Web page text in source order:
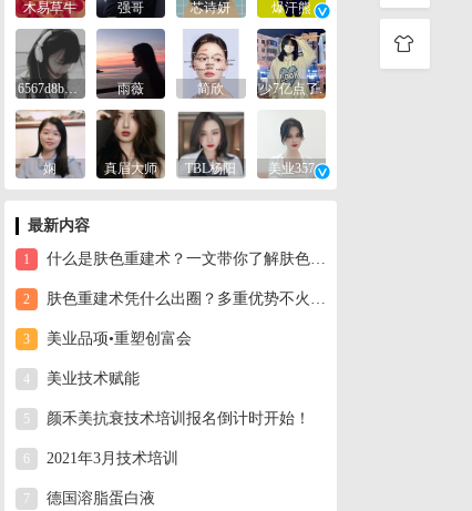
木易草牛 强哥 芯诗妍 爆汗熊
6567d8be2b19 雨薇 简欣 少7亿点了.
娴 真眉大师 TBL杨阳 美业357
最新内容
1 什么是肤色重建术？一文带你了解肤色重建术
2 肤色重建术凭什么出圈？多重优势不火不行！
3 美业品项•重塑创富会
4 美业技术赋能
5 颜禾美抗衰技术培训报名倒计时开始！
6 2021年3月技术培训
7 德国溶脂蛋白液